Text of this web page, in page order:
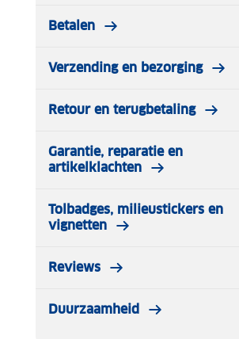
Waterdichte schoen
Leverbaar in de maten 36-47.
Let op schoenen alleen binnen
Betalen
Verzending en bezorging
Retour en terugbetaling
Garantie, reparatie en
artikelklachten
Tolbadges, milieustickers en
vignetten
Reviews
Duurzaamheid